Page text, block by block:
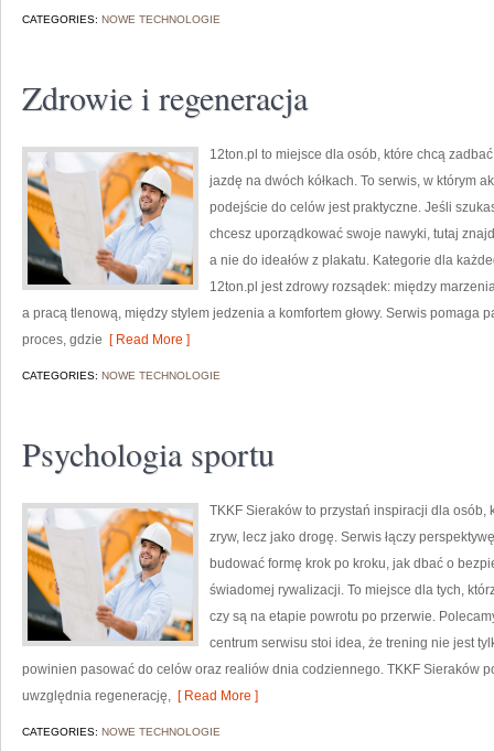
CATEGORIES: NOWE TECHNOLOGIE
Zdrowie i regeneracja
12ton.pl to miejsce dla osób, które chcą
jazdę na dwóch kółkach. To serwis, w którym
podejście do celów jest praktyczne. Jeśli
chcesz uporządkować swoje nawyki, tutaj
a nie do ideałów z plakatu. Kategorie dla
12ton.pl jest zdrowy rozsądek: między
a pracą tlenową, między stylem jedzenia a komfortem głowy. Serwis pomaga
proces, gdzie [ Read More ]
CATEGORIES: NOWE TECHNOLOGIE
Psychologia sportu
TKKF Sieraków to przystań inspiracji dla
zryw, lecz jako drogę. Serwis łączy
budować formę krok po kroku, jak dbać o
świadomej rywalizacji. To miejsce dla tych,
czy są na etapie powrotu po przerwie.
centrum serwisu stoi idea, że trening nie jest
powinien pasować do celów oraz realiów dnia codziennego. TKKF Sieraków
uwzględnia regenerację, [ Read More ]
CATEGORIES: NOWE TECHNOLOGIE